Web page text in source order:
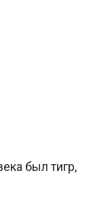
был тигр,